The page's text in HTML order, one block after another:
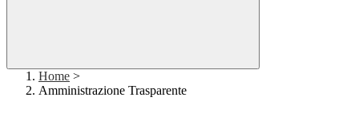
Home >
Amministrazione Trasparente